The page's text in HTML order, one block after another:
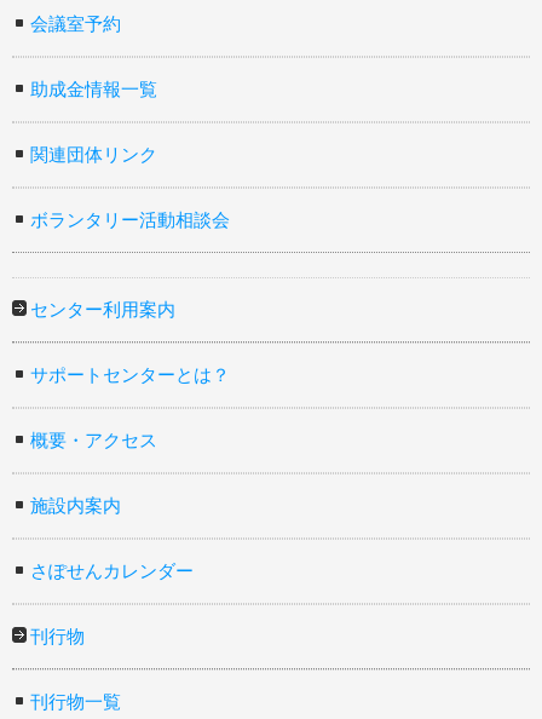
会議室予約
助成金情報一覧
関連団体リンク
ボランタリー活動相談会
センター利用案内
サポートセンターとは？
概要・アクセス
施設内案内
さぽせんカレンダー
刊行物
刊行物一覧